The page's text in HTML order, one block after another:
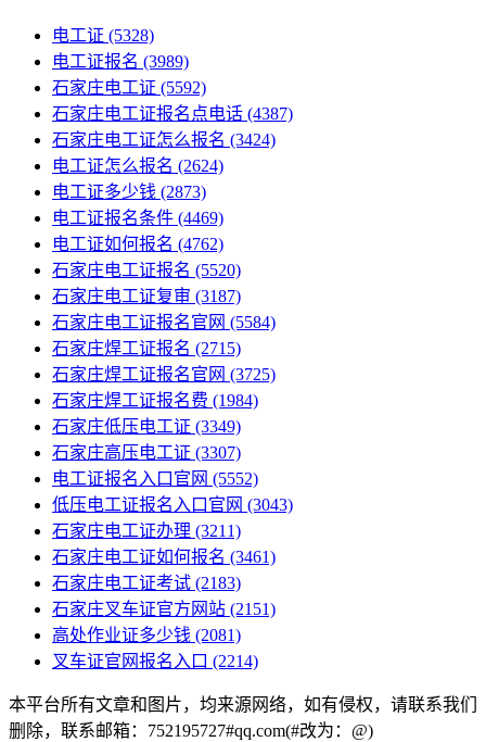
电工证 (5328)
电工证报名 (3989)
石家庄电工证 (5592)
石家庄电工证报名点电话 (4387)
石家庄电工证怎么报名 (3424)
电工证怎么报名 (2624)
电工证多少钱 (2873)
电工证报名条件 (4469)
电工证如何报名 (4762)
石家庄电工证报名 (5520)
石家庄电工证复审 (3187)
石家庄电工证报名官网 (5584)
石家庄焊工证报名 (2715)
石家庄焊工证报名官网 (3725)
石家庄焊工证报名费 (1984)
石家庄低压电工证 (3349)
石家庄高压电工证 (3307)
电工证报名入口官网 (5552)
低压电工证报名入口官网 (3043)
石家庄电工证办理 (3211)
石家庄电工证如何报名 (3461)
石家庄电工证考试 (2183)
石家庄叉车证官方网站 (2151)
高处作业证多少钱 (2081)
叉车证官网报名入口 (2214)
本平台所有文章和图片，均来源网络，如有侵权，请联系我们
删除，联系邮箱：752195727#qq.com(#改为：@)